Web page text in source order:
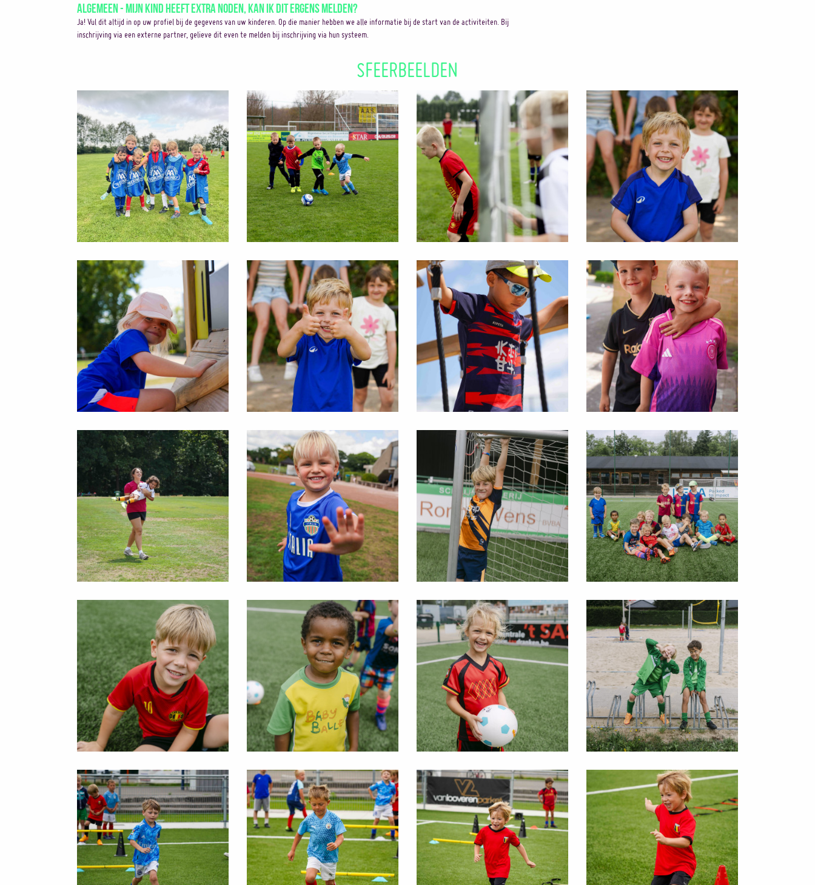
Algemeen - Mijn kind heeft extra noden, kan ik dit ergens melden?
Ja! Vul dit altijd in op uw profiel bij de gegevens van uw kinderen. Op die manier hebben we alle informatie bij de start van de activiteiten. Bij
inschrijving via een externe partner, gelieve dit even te melden bij inschrijving via hun systeem.
SFEERBEELDEN